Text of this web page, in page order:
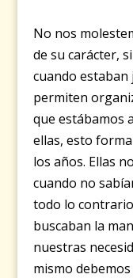
No nos
de su carácter,
cuando estaban
permiten
que estábamos
ellas, esto
los años. Ellas
cuando no
todo lo
buscaban la
nuestras
mismo